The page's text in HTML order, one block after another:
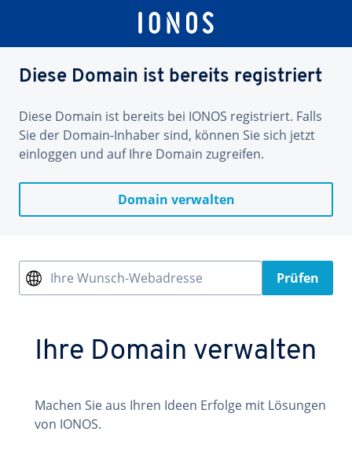
Diese Domain ist bereits registriert
Diese Domain ist bereits bei IONOS registriert. Falls
Sie der Domain-Inhaber sind, können Sie sich jetzt
einloggen und auf Ihre Domain zugreifen.
Domain verwalten
Ihre Wunsch-Webadresse Prüfen
Ihre Domain verwalten
Machen Sie aus Ihren Ideen Erfolge mit Lösungen
von IONOS.